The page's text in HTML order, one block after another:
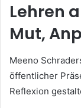
Lehren
Mut,
Meeno
öffentlicher
Reflexion